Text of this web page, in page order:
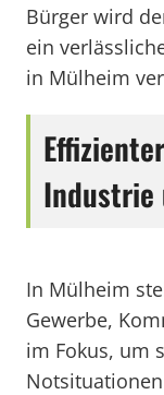
Bürger wird
ein
in Mülheim
Industrie
In Mülheim
Gewerbe,
im Fokus, um